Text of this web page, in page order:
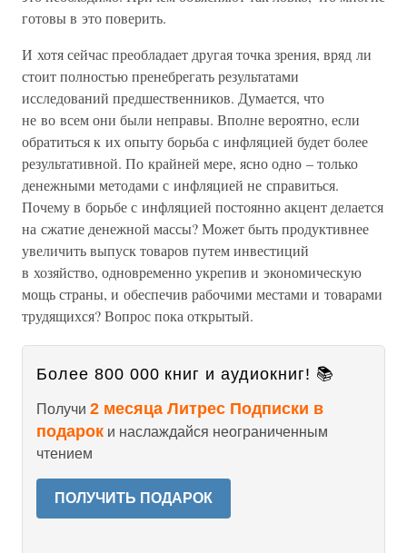
готовы в это поверить.
И хотя сейчас преобладает другая точка зрения, вряд ли
стоит полностью пренебрегать результатами
исследований предшественников. Думается, что
не во всем они были неправы. Вполне вероятно, если
обратиться к их опыту борьба с инфляцией будет более
результативной. По крайней мере, ясно одно – только
денежными методами с инфляцией не справиться.
Почему в борьбе с инфляцией постоянно акцент делается
на сжатие денежной массы? Может быть продуктивнее
увеличить выпуск товаров путем инвестиций
в хозяйство, одновременно укрепив и экономическую
мощь страны, и обеспечив рабочими местами и товарами
трудящихся? Вопрос пока открытый.
Более 800 000 книг и аудиокниг! 📚
Получи 2 месяца Литрес Подписки в
подарок и наслаждайся неограниченным
чтением
ПОЛУЧИТЬ ПОДАРОК